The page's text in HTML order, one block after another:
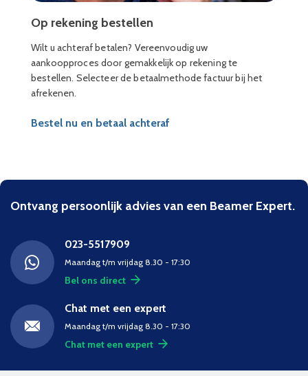
Op rekening bestellen
Wilt u achteraf betalen? Vereenvoudig uw
aankoopproces door gemakkelijk op rekening te
bestellen. Selecteer de betaalmethode factuur bij het
afrekenen.
Bestel nu en betaal achteraf
Ontvang persoonlijk advies van een Beamer Expert.
023-5517909
Maandag t/m vrijdag 8.30 - 17:30
Bel ons direct
Chat met een expert
Maandag t/m vrijdag 8.30 - 17:30
Chat met een expert